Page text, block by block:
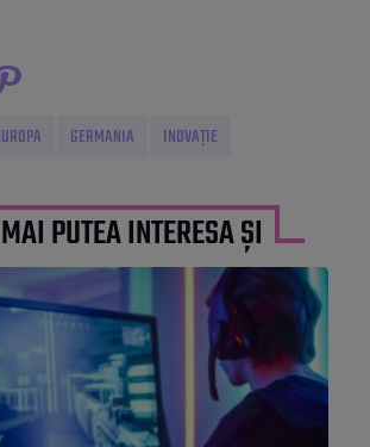
GERMANIA INOVAȚIE
PUTEA INTERESA ȘI